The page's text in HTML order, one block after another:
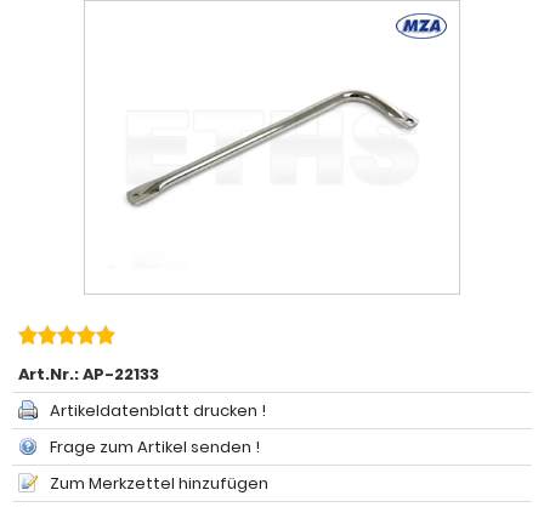
Art.Nr.:AP-22133
Artikeldatenblatt drucken !
Frage zum Artikel senden !
Zum Merkzettel hinzufügen